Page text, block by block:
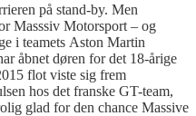
på stand-by. Men
Masssiv Motorsport – og
i teamets Aston Martin
åbnet døren for det 18-årige
flot viste sig frem
hos det franske GT-team,
glad for den chance Massive